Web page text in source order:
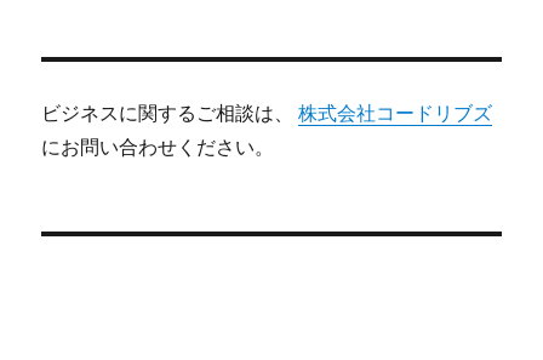
ビジネスに関するご相談は、株式会社コードリブズ
にお問い合わせください。